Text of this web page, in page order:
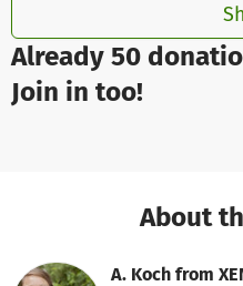
Already 50
Join in too!
About
A. Koch from